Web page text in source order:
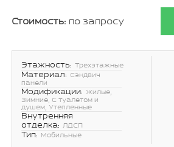
Стоимость: по запросу
Этажность: Трехэтажные
Материал: Сэндвич
панели
Модификации: Жилые,
Зимние, С туалетом и
душем, Утепленные
Внутренняя
отделка: ЛДСП
Тип: Мобильные